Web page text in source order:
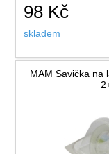
98 Kč
skladem
MAM Savička na